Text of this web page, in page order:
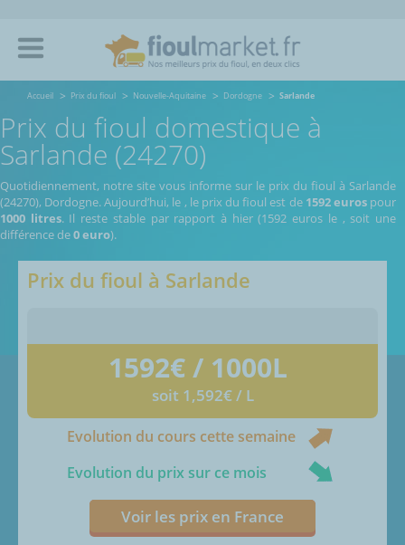
Accueil Prix du fioul Nouvelle-Aquitaine Dordogne Sarlande
Prix du fioul domestique à
Sarlande (24270)
Quotidiennement, notre site vous informe sur le prix du fioul à Sarlande
(24270), Dordogne.Aujourd’hui, le , le prix du fioul est de 1592 eurospour
1000 litres. Il reste stable par rapport à hier (1592 euros le , soit une
différence de0 euro).
Prix du fioul à Sarlande
1592€ / 1000L
soit 1,592€ / L
Evolution du cours cette semaine
Evolution du prix sur ce mois
Voir les prix en France